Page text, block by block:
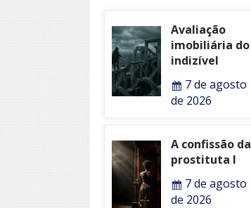
Avaliação
imobiliária do
indizível
7 de agosto
de 2026
A confissão da
prostituta I
7 de agosto
de 2026